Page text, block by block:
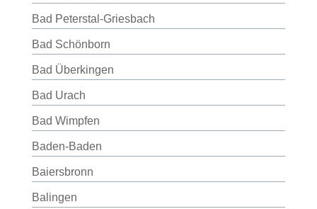
Bad Peterstal-Griesbach
Bad Schönborn
Bad Überkingen
Bad Urach
Bad Wimpfen
Baden-Baden
Baiersbronn
Balingen